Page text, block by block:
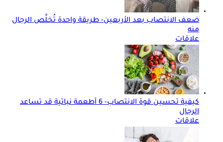
ضعف الانتصاب بعد الأربعين- طريقة واحدة تُخلِّص الرجال
منه
علاقات
كيفية تحسين قوة الانتصاب- 6 أطعمة نباتية قد تساعد
الرجال
علاقات